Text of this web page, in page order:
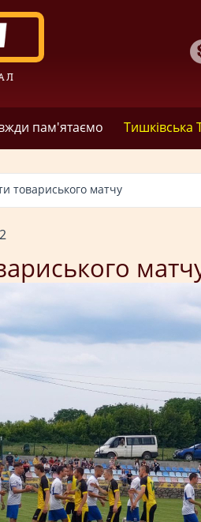
пам'ятаємо Тишківська
товариського матчу